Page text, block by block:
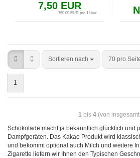
7,50 EUR
750,00 EUR pro 1 Liter
Sortieren nach 70 pro
1
1 bis 4 (von insgesamt
Schokolade macht ja bekanntlich glücklich und
Dampfgeräten. Das Kakao Produkt wird
und bekommt optional auch Milch und weitere
Zigarette liefern wir Ihnen den Typischen